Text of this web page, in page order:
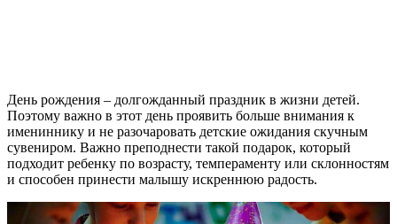
День рождения – долгожданный праздник в жизни детей.
Поэтому важно в этот день проявить больше внимания к
имениннику и не разочаровать детские ожидания скучным
сувениром. Важно преподнести такой подарок, который
подходит ребенку по возрасту, темпераменту или склонностям
и способен принести малышу искреннюю радость.